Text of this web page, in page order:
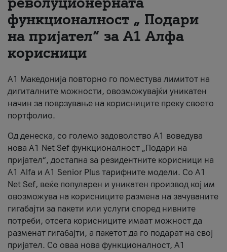
За нас
#ПодобарОнлајн
функционалност „ Подари
на пријател“ за А1 Алфа
корисници
А1 Македонија повторно го поместува лимитот на
дигиталните можности, овозможувајќи уникатен
начин за поврзување на корисниците преку своето
портфолио.
Од денеска, со големо задоволство А1 воведува
нова A1 Net Sef функционалност „Подари на
пријател“, достапна за резидентните корисници на
А1 Alfa и A1 Senior Plus тарифните модели. Со A1
Net Sef, веќе популарен и уникатен производ кој им
овозможува на корисниците размена на зачуваните
гигабајти за пакети или услуги според нивните
потреби, отсега корисниците имаат можност да
разменат гигабајти, а пакетот да го подарат на свој
пријател. Со оваа нова функционалност, А1